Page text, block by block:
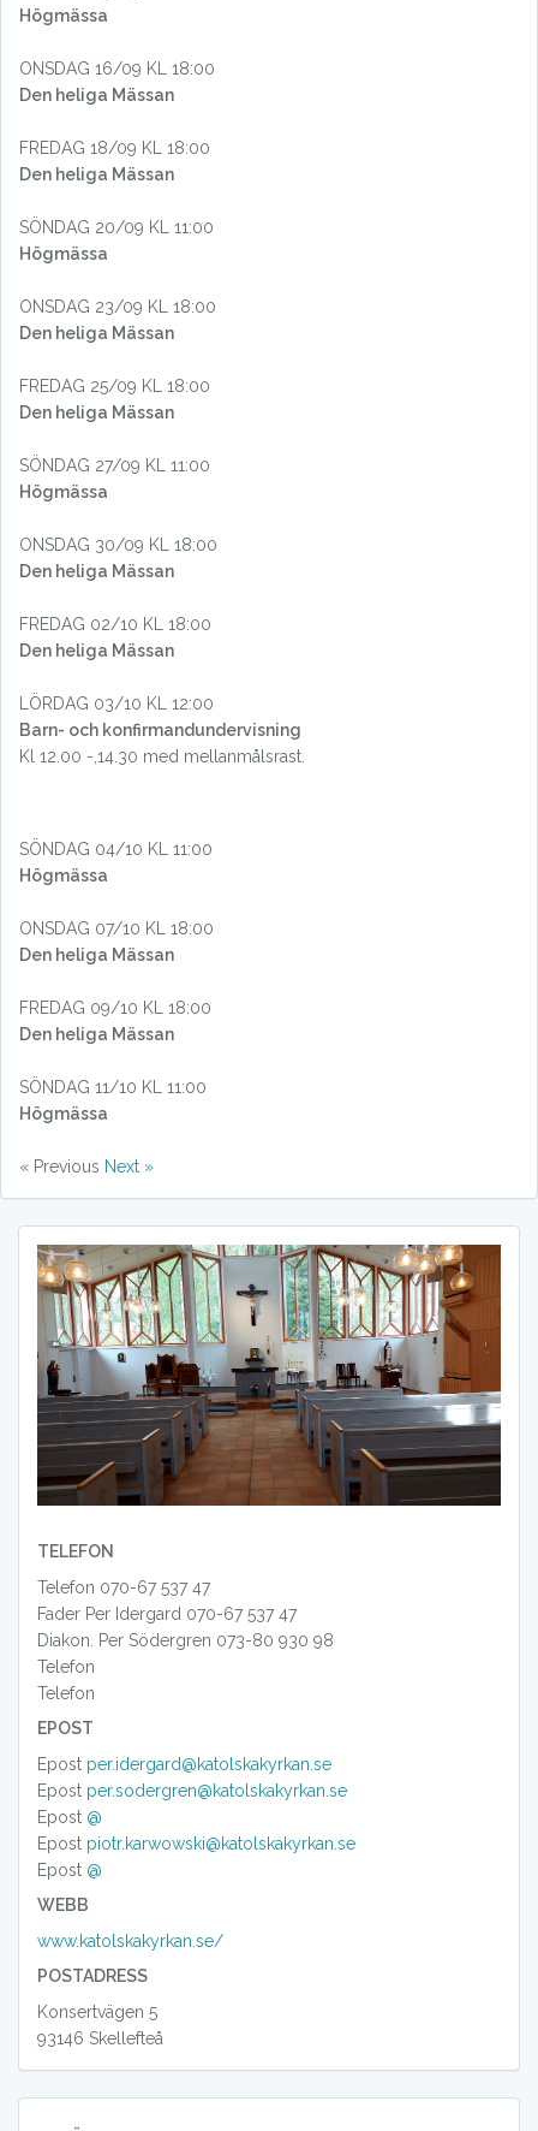
Högmässa
ONSDAG 16/09 KL 18:00
Den heliga Mässan
FREDAG 18/09 KL 18:00
Den heliga Mässan
SÖNDAG 20/09 KL 11:00
Högmässa
ONSDAG 23/09 KL 18:00
Den heliga Mässan
FREDAG 25/09 KL 18:00
Den heliga Mässan
SÖNDAG 27/09 KL 11:00
Högmässa
ONSDAG 30/09 KL 18:00
Den heliga Mässan
FREDAG 02/10 KL 18:00
Den heliga Mässan
LÖRDAG 03/10 KL 12:00
Barn- och konfirmandundervisning
Kl 12.00 -,14.30 med mellanmålsrast.
SÖNDAG 04/10 KL 11:00
Högmässa
ONSDAG 07/10 KL 18:00
Den heliga Mässan
FREDAG 09/10 KL 18:00
Den heliga Mässan
SÖNDAG 11/10 KL 11:00
Högmässa
« Previous Next »
TELEFON
Telefon 070-67 537 47
Fader Per Idergard 070-67 537 47
Diakon. Per Södergren 073-80 930 98
Telefon
Telefon
EPOST
Epost per.idergard@katolskakyrkan.se
Epost per.sodergren@katolskakyrkan.se
Epost @
Epost piotr.karwowski@katolskakyrkan.se
Epost @
WEBB
www.katolskakyrkan.se/
POSTADRESS
Konsertvägen 5
93146 Skellefteå